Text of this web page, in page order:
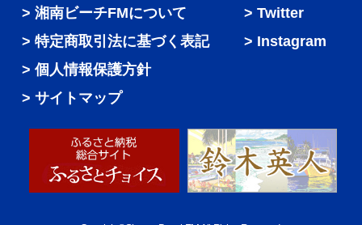
湘南ビーチFMについて
特定商取引法に基づく表記
個人情報保護方針
サイトマップ
Twitter
Instagram